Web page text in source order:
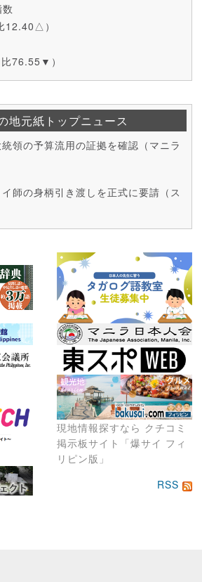
現地情報探すなら クチコミ
掲示板サイト「爆サイ フィ
リピン版」
12.40△）
76.55▼）
地元紙トップニュース
領の予算流用の証拠を確認（マニラ
師の身柄引き渡しを正式に要請（ス
RSS